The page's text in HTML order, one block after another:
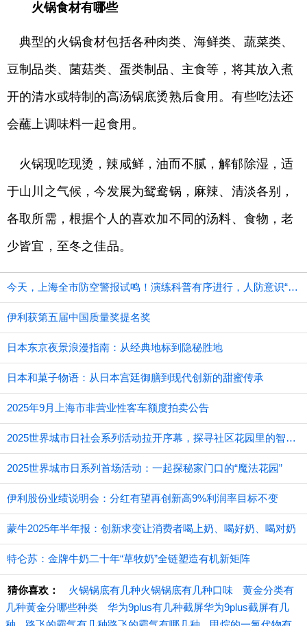
火锅食材有哪些
典型的火锅食材包括各种肉类、海鲜类、蔬菜类、
豆制品类、菌菇类、蛋类制品、主食等，将其放入煮
开的清水或特制的高汤锅底烫熟后食用。有些吃法还
会蘸上调味料一起食用。
火锅现吃现烫，辣咸鲜，油而不腻，解郁除湿，适
于山川之气候，今发展为鸳鸯锅，麻辣、清淡各别，
各取所需，根据个人的喜欢加不同的汤料、食物，老
少皆宜，至冬之佳品。
今天，上海全市防空警报试鸣！演练科普有序进行，人防意识“声入人心”
伊利获第五届中国质量奖提名奖
日本东京夜景浪漫指南：从经典地标到隐秘胜地
日本和菓子物语：从日本宫廷御膳到现代创新的甜蜜传承
2025年9月上海市非营业性客车额度拍卖公告
2025世界城市日社会系列活动拉开序幕，探寻社区花园里的智慧应用
2025世界城市日系列首场活动：一起探秘家门口的“魔法花园”
伊利股份业绩说明会：分红有望再创新高9%利润率目标不变
蒙牛2025年半年报：创新求变让消费者喝上奶、喝好奶、喝对奶
特仑苏：金牌牛奶二十年“草牧奶”全链塑造有机新矩阵
猜你喜欢： 火锅锅底有几种火锅锅底有几种口味
黄金分类有
几种黄金分哪些种类
华为9plus有几种截屏华为9plus截屏有几